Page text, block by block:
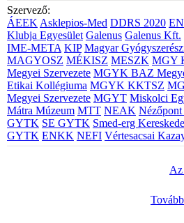
Szervező:
ÁEEK Asklepios-Med DDRS 2020
Klubja Egyesület Galenus Galenus Kft.
IME-META KIP Magyar
MAGYOSZ MÉKISZ MESZK MGY
Megyei Szervezete MGYK BAZ
Etikai Kollégiuma MGYK KKTSZ
Megyei Szervezete MGYT Miskolci
Mátra Múzeum MTT NEAK Nézőpont
GYTK SE GYTK Smed-erg
GYTK ENKK NEFI Vértesacsai
Az